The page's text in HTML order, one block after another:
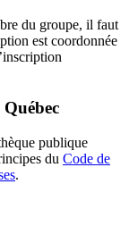
du groupe, il faut
est coordonnée
publique
du Code de
.